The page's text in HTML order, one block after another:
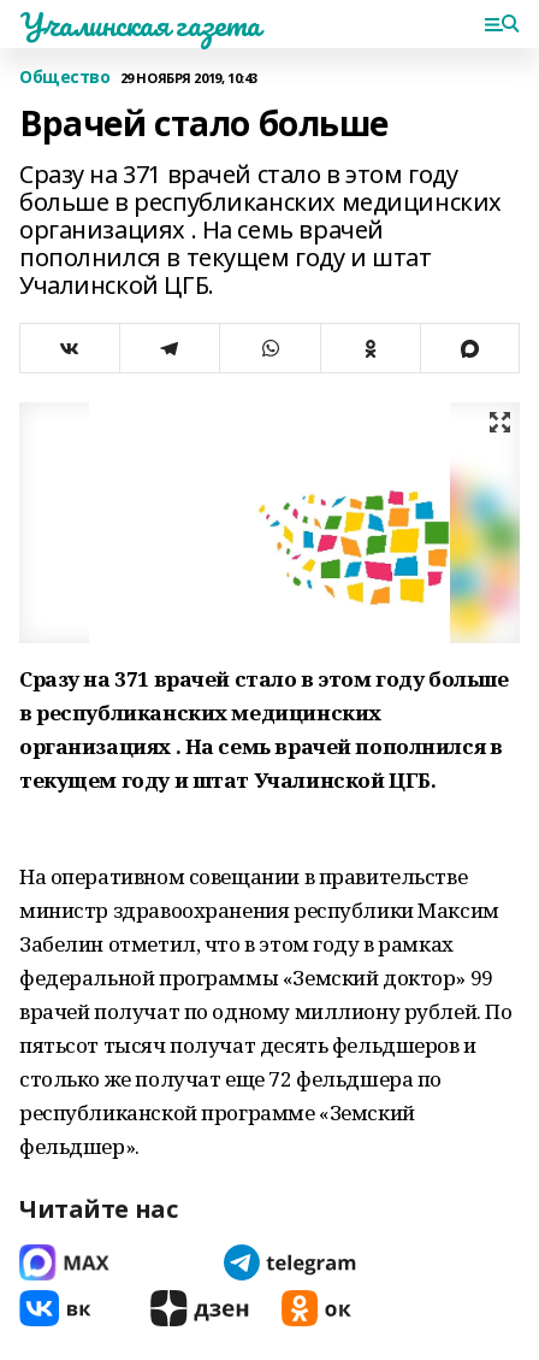
Учалинская газета
Общество 29 НОЯБРЯ 2019, 10:43
Врачей стало больше
Сразу на 371 врачей стало в этом году
больше в республиканских медицинских
организациях . На семь врачей
пополнился в текущем году и штат
Учалинской ЦГБ.
Сразу на 371 врачей стало в этом году больше
в республиканских медицинских
организациях . На семь врачей пополнился в
текущем году и штат Учалинской ЦГБ.
На оперативном совещании в правительстве
министр здравоохранения республики Максим
Забелин отметил, что в этом году в рамках
федеральной программы «Земский доктор» 99
врачей получат по одному миллиону рублей. По
пятьсот тысяч получат десять фельдшеров и
столько же получат еще 72 фельдшера по
республиканской программе «Земский
фельдшер».
Читайте нас